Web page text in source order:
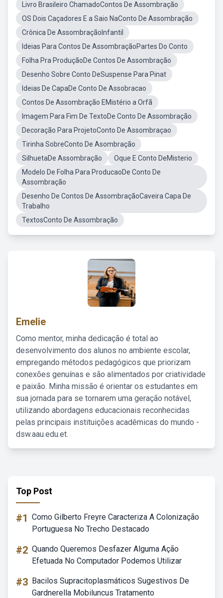
Livro Brasileiro ChamadoContos De Assombração
OS Dois Caçadores E a Saio NaConto De Assombração
Crônica De AssombraçãoInfantil
Ideias Para Contos De AssombraçãoPartes Do Conto
Folha Pra ProduçãoDe Contos De Assombração
Desenho Sobre Conto DeSuspense Para Pinat
Ideias De CapaDe Conto De Assobracao
Contos De Assombração EMistério a Orfã
Imagem Para Fim De TextoDe Conto De Assombração
Decoração Para ProjetoConto De Assombraçao
Tirinha SobreConto De Asombração
SilhuetaDe Assombração
Oque E Conto DeMisterio
Modelo De Folha Para ProducaoDe Conto De
Assombração
Desenho De Contos De AssombraçãoCaveira Capa De
Trabalho
TextosConto De Assombração
Emelie
Como mentor, minha dedicação é total ao
desenvolvimento dos alunos no ambiente escolar,
empregando métodos pedagógicos que priorizam
conexões genuínas e são alimentados por criatividade
e paixão. Minha missão é orientar os estudantes em
sua jornada para se tornarem uma geração notável,
utilizando abordagens educacionais reconhecidas
pelas principais instituições acadêmicas do mundo -
dsw.aau.edu.et.
Top Post
#1 Como Gilberto Freyre Caracteriza A Colonização
Portuguesa No Trecho Destacado
#2 Quando Queremos Desfazer Alguma Ação
Efetuada No Computador Podemos Utilizar
#3 Bacilos Supracitoplasmáticos Sugestivos De
Gardnerella Mobiluncus Tratamento